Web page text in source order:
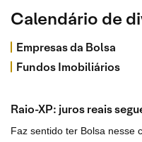
Calendário de
Empresas da Bolsa
Fundos Imobiliários
Raio-XP: juros reais
Faz sentido ter Bolsa nesse